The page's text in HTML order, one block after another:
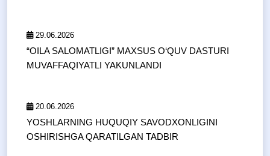
29.06.2026
“OILA SALOMATLIGI” MAXSUS O‘QUV DASTURI
MUVAFFAQIYATLI YAKUNLANDI
20.06.2026
YOSHLARNING HUQUQIY SAVODXONLIGINI
OSHIRISHGA QARATILGAN TADBIR